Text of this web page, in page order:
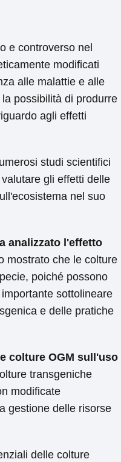
e controverso nel
modificati
alle malattie e alle
possibilità di produrre
agli effetti
studi scientifici
gli effetti delle
nel suo
analizzato l'effetto
mostrato che le colture
poiché possono
sottolineare
e delle pratiche
colture OGM sull'uso
transgeniche
modificate
gestione delle risorse
delle colture